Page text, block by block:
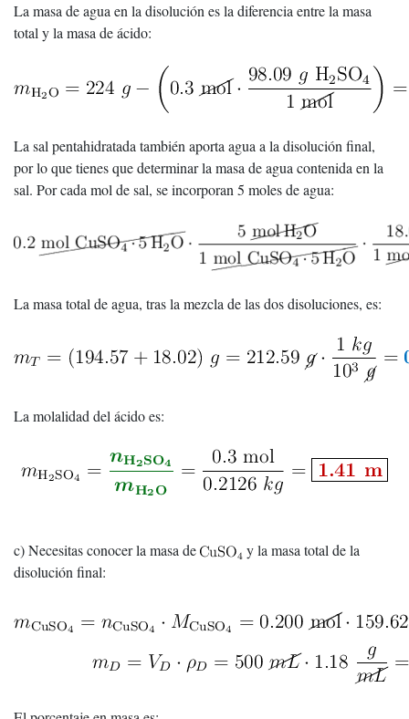
La masa de agua en la disolución es la diferencia entre la masa
total y la masa de ácido:
La sal pentahidratada también aporta agua a la disolución final,
por lo que tienes que determinar la masa de agua contenida en la
sal. Por cada mol de sal, se incorporan 5 moles de agua:
La masa total de agua, tras la mezcla de las dos disoluciones, es:
La molalidad del ácido es:
c) Necesitas conocer la masa de
y la masa total de la
disolución final: